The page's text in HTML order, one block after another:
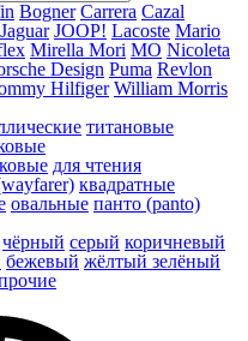
Bogner Carrera Cazal
Jaguar JOOP! Lacoste Mario
Mirella Mori MO Nicoleta
Design Puma Revlon
Hilfiger William Morris
титановые
для чтения
квадратные
овальные панто (panto)
чёрный серый коричневый
бежевый жёлтый зелёный